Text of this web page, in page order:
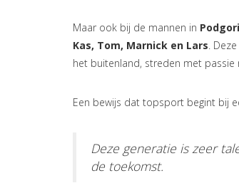
Maar ook bij de mannen in
Kas, Tom, Marnick en Lars.
het buitenland, streden met passie
Een bewijs dat topsport begint bij
Deze generatie is zeer
de toekomst.